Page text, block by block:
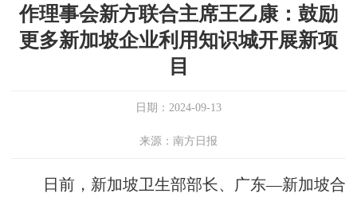
作理事会新方联合主席王乙康：鼓励
更多新加坡企业利用知识城开展新项
目
日期：2024-09-13
来源：南方日报
日前，新加坡卫生部部长、广东—新加坡合